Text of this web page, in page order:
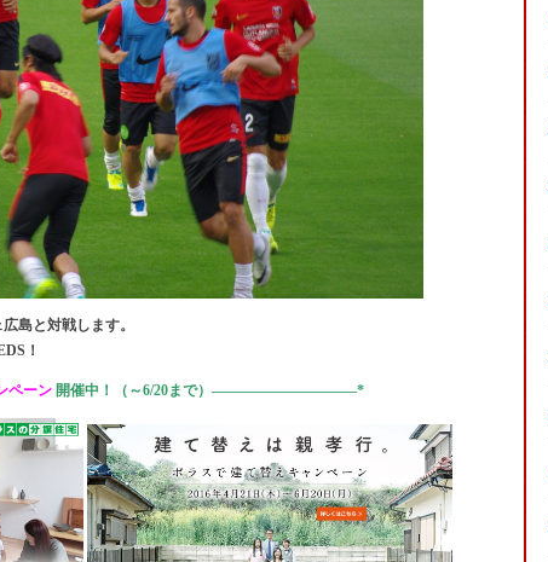
島と対戦します。
！
ペーン 開催中！（～6/20まで）——————————*